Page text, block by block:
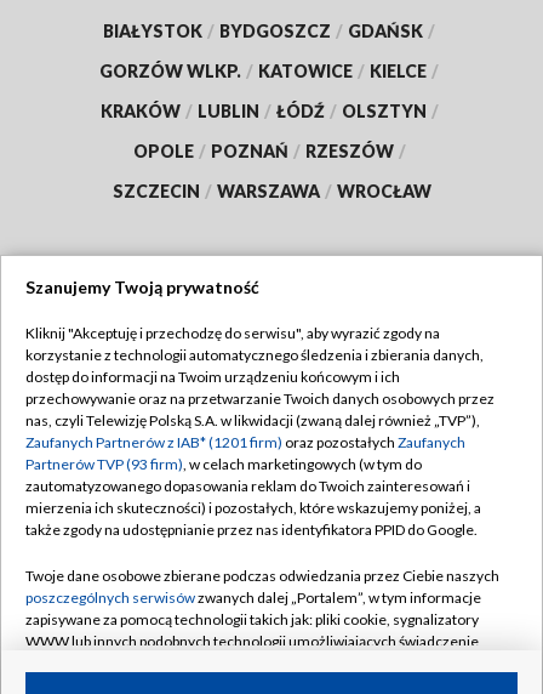
BIAŁYSTOK / BYDGOSZCZ / GDAŃSK /
GORZÓW WLKP. / KATOWICE / KIELCE /
KRAKÓW / LUBLIN / ŁÓDŹ / OLSZTYN /
OPOLE / POZNAŃ / RZESZÓW /
SZCZECIN / WARSZAWA / WROCŁAW
TVP
Abonament TVP
Emisja w TVP
Centrum informacji TVP
Naziemna Telewizja Cyfrowa
Rada Programowa
System NOS
Informacje o nadawcy
Regulamin TVP
Polityka prywatności
Moje zgody
Pomoc
Kontakt
Kanały
Szanujemy Twoją prywatność
Kliknij "Akceptuję i przechodzę do serwisu", aby wyrazić zgody na
korzystanie z technologii automatycznego śledzenia i zbierania danych,
dostęp do informacji na Twoim urządzeniu końcowym i ich
przechowywanie oraz na przetwarzanie Twoich danych osobowych przez
nas, czyli Telewizję Polską S.A. w likwidacji (zwaną dalej również „TVP”),
Zaufanych Partnerów z IAB* (1201 firm) oraz pozostałych Zaufanych
Partnerów TVP (93 firm), w celach marketingowych (w tym do
zautomatyzowanego dopasowania reklam do Twoich zainteresowań i
mierzenia ich skuteczności) i pozostałych, które wskazujemy poniżej, a
także zgody na udostępnianie przez nas identyfikatora PPID do Google.
Twoje dane osobowe zbierane podczas odwiedzania przez Ciebie naszych
poszczególnych serwisówzwanych dalej „Portalem”, w tym informacje
zapisywane za pomocą technologii takich jak: pliki cookie, sygnalizatory
WWW lub innych podobnych technologii umożliwiających świadczenie